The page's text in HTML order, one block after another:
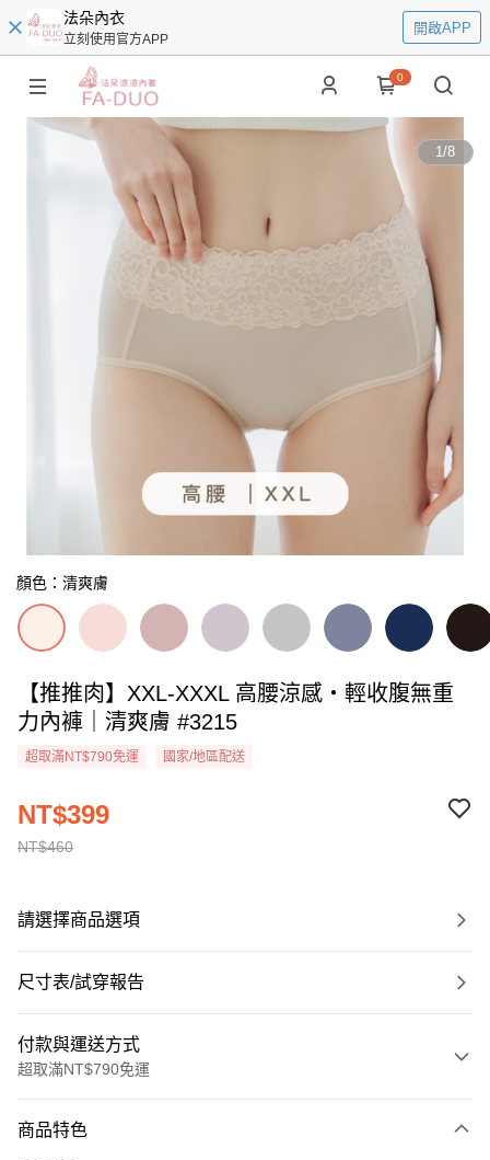
法朵內衣
立刻使用官方APP
開啟APP
0
1/8
顏色：清爽膚
【推推肉】XXL-XXXL 高腰涼感・輕收腹無重
力內褲｜清爽膚 #3215
超取滿NT$790免運 國家/地區配送
NT$460
NT$399
請選擇商品選項
尺寸表/試穿報告
付款與運送方式
超取滿NT$790免運
信用卡一次付款
商品特色